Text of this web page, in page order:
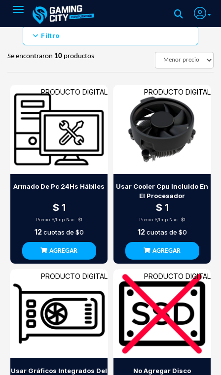
Toggle navigation
Filtro
Se encontraron 10 productos
PRODUCTO DIGITAL
Armado De Pc 24Hs Hábiles
$ 1
Precio S/Imp.Nac. $1
12cuotas de $0
AGREGAR
PRODUCTO DIGITAL
Usar Cooler Cpu Incluido En
El Procesador
$ 1
Precio S/Imp.Nac. $1
12cuotas de $0
AGREGAR
PRODUCTO DIGITAL
Usar Gráficos Integrados Del
PRODUCTO DIGITAL
No Agregar Disco